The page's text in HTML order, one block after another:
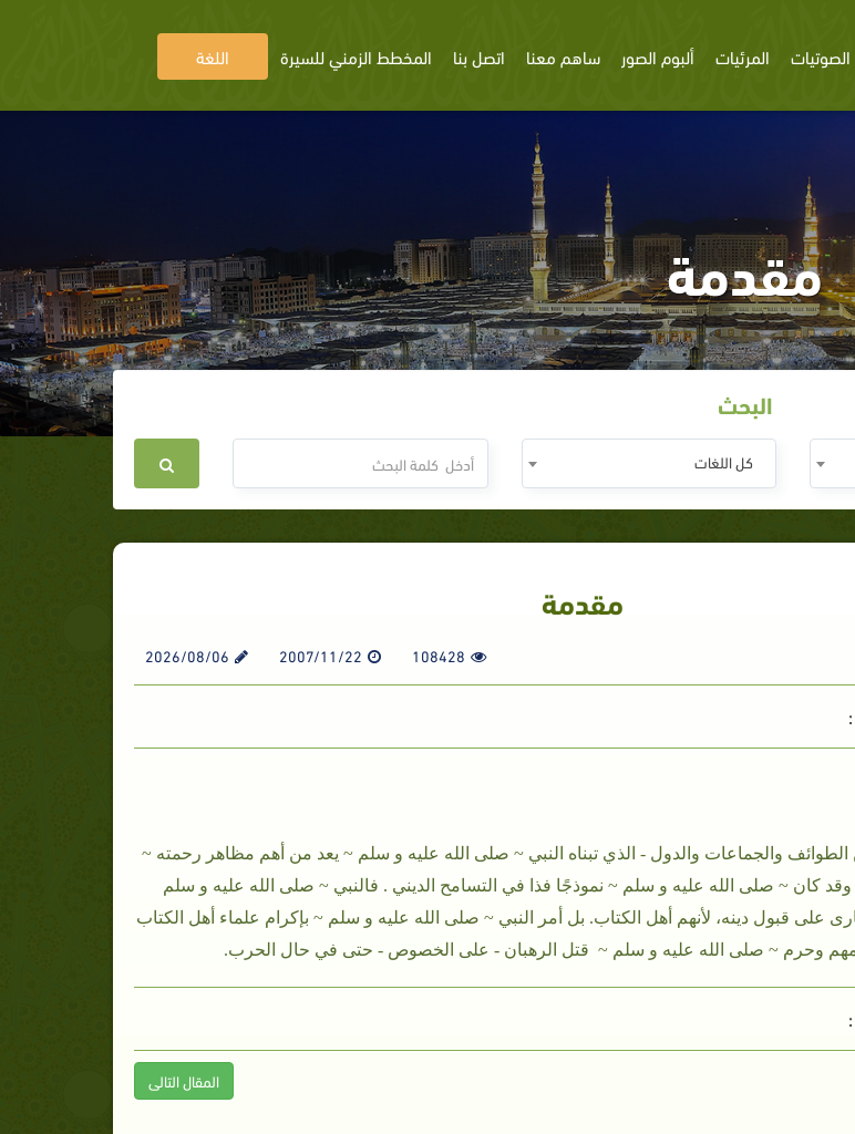
الصوتيات المرئيات ألبوم الصور ساهم معنا اتصل بنا المخطط الزمني للسيرة اللغة
مقدمة
البحث
كل اللغات
مقدمة
108428
2007/11/22
2026/08/06
الطوائف والجماعات والدول - الذي تبناه النبي ~ صلى الله عليه و سلم ~ يعد من أهم مظاهر رحمته ~
كان ~ صلى الله عليه و سلم ~ نموذجًا فذا في التسامح الديني . فالنبي ~ صلى الله عليه و سلم
على قبول دينه، لأنهم أهل الكتاب. بل أمر النبي ~ صلى الله عليه و سلم ~ بإكرام علماء أهل الكتاب
وحرم ~ صلى الله عليه و سلم ~ قتل الرهبان - على الخصوص - حتى في حال الحرب.
المقال التالى